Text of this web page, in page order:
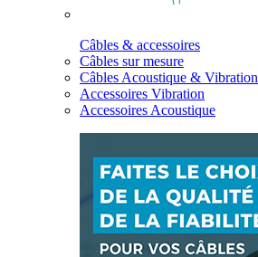
Câbles & accessoires
Câbles sur mesure
Câbles Acoustique & Vibration
Accessoires Vibration
Accessoires Acoustique